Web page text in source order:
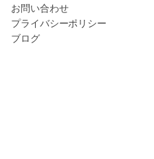
お問い合わせ
プライバシーポリシー
ブログ